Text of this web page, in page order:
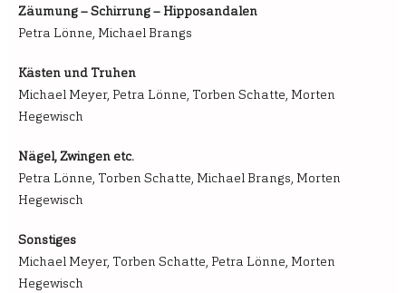
Zäumung – Schirrung – Hipposandalen
Petra Lönne, Michael Brangs
Kästen und Truhen
Michael Meyer, Petra Lönne, Torben Schatte, Morten
Hegewisch
Nägel, Zwingen etc.
Petra Lönne, Torben Schatte, Michael Brangs, Morten
Hegewisch
Sonstiges
Michael Meyer, Torben Schatte, Petra Lönne, Morten
Hegewisch